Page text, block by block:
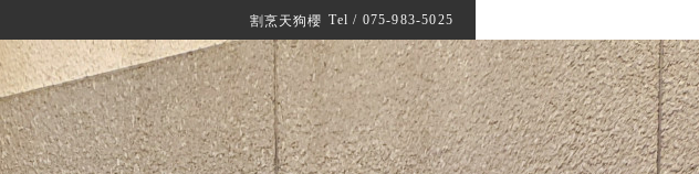
割烹天狗櫻 Tel / 075-983-5025